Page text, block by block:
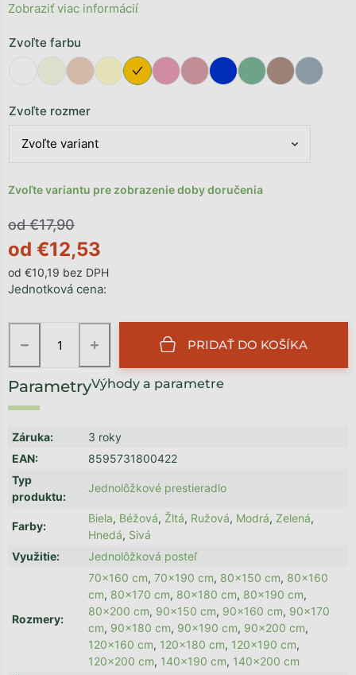
od €17,90
od €12,53
od €10,19 bez DPH
Jednotková cena:
Zvoľte variantu pre zobrazenie doby doručenia
Zvoľte farbu
Zvoľte rozmer
+
− PRIDAŤ DO KOŠÍKA
Výhody a parametre
Záruka:
3 roky
EAN:
8595731800422
Typ
produktu:
Jednolôžkové prestieradlo
Farby:
Biela, Béžová, Žltá, Ružová, Modrá, Zelená,
Hnedá, Sivá
Využitie: Jednolôžková posteľ
Rozmery:
70x160 cm, 70x190 cm, 80x150 cm, 80x160
cm, 80x170 cm, 80x180 cm, 80x190 cm,
80x200 cm, 90x150 cm, 90x160 cm, 90x170
cm, 90x180 cm, 90x190 cm, 90x200 cm,
120x160 cm, 120x180 cm, 120x190 cm,
120x200 cm, 140x190 cm, 140x200 cm
Zobraziť viac informácií